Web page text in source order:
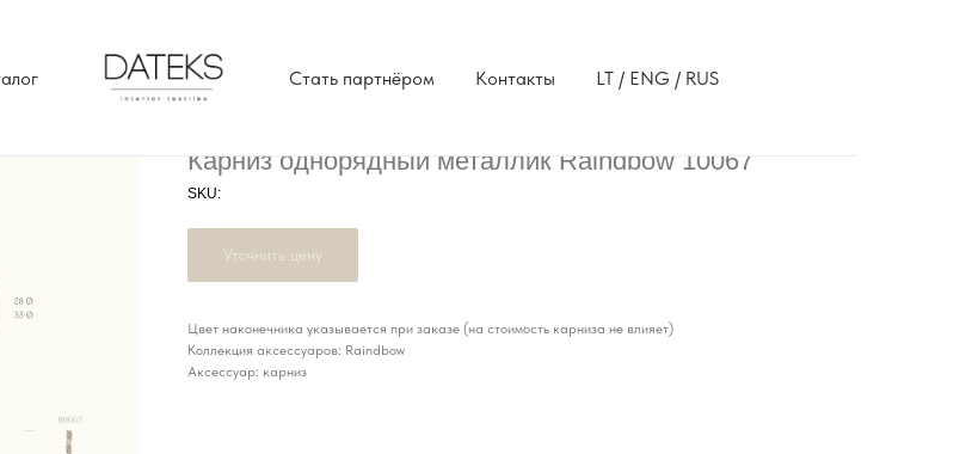
Стать партнёром Контакты LT / ENG / RUS
Карниз однорядный металлик Raindbow 10067
SKU:
Уточнить цену
Цвет наконечника указывается при заказе (на стоимость карниза не влияет)
Коллекция аксессуаров: Raindbow
Аксессуар: карниз